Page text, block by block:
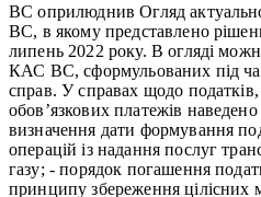
ВС оприлюднив ​​Огляд
ВС, в якому представлено
липень 2022 року. В огляді
КАС ВС, сформульованих під
справ. У справах щодо податків,
обов’язкових платежів
визначення дати формування
операцій із надання послуг
газу; - порядок погашення
принципу збереження цілісних